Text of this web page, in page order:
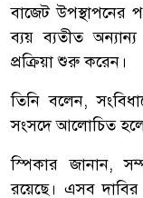
বাজেট উপস্থাপনের
ব্যয় ব্যতীত
প্রক্রিয়া শুরু করেন।
তিনি বলেন,
সংসদে আলোচিত
স্পিকার জানান,
রয়েছে। এসব